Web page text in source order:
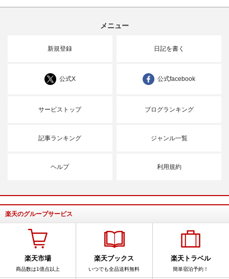
メニュー
新規登録 日記を書く
公式X 公式facebook
サービストップ ブログランキング
記事ランキング ジャンル一覧
ヘルプ 利用規約
楽天のグループサービス
楽天市場
商品数は1億点以上
楽天ブックス
いつでも全品送料無料
楽天トラベル
簡単宿泊予約！